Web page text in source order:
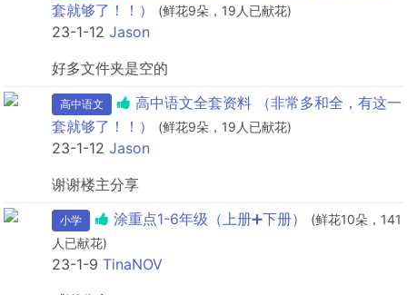
套就够了！！）
(鲜花9朵，19人已献花)
23-1-12 Jason
好多文件夹是空的
高中语文
高中语文全套资料 （非常多和全，有这一
套就够了！！）
(鲜花9朵，19人已献花)
23-1-12 Jason
谢谢楼主分享
小学 涂重点1-6年级（上册➕下册）
(鲜花10朵，141
人已献花)
23-1-9 TinaNOV